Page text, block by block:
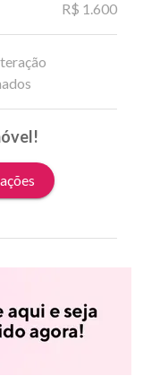
R$ 1.600